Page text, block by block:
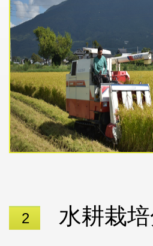
2 水耕栽